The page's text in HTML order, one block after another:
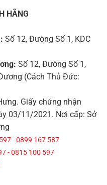
HÃNG
Số 12, Đường Số 1, KDC
Số 12, Đường Số 1,
(Cách Thủ Đức:
Giấy chứng nhận
03/11/2021. Nơi cấp: Sở
- 0899 167 587
- 0815 100 597